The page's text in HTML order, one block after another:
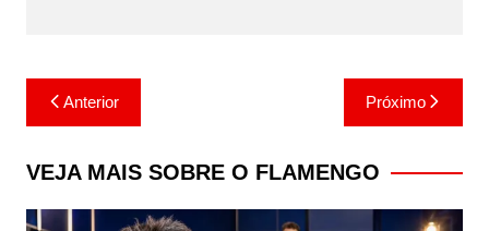
Navegação
de
Post
Anterior Próximo
VEJA MAIS SOBRE O FLAMENGO